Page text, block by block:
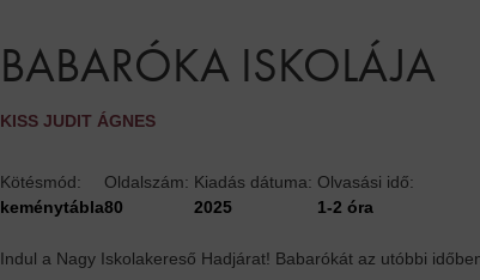
BABARÓKA ISKOLÁJA
KISS JUDIT ÁGNES
Kötésmód:
keménytábla
Oldalszám:
80
Kiadás dátuma:
2025
Olvasási idő:
1-2 óra
Indul a Nagy Iskolakereső Hadjárat! Babarókát az utóbbi